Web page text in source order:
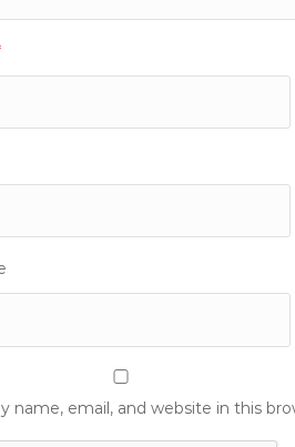
name, email, and website in this